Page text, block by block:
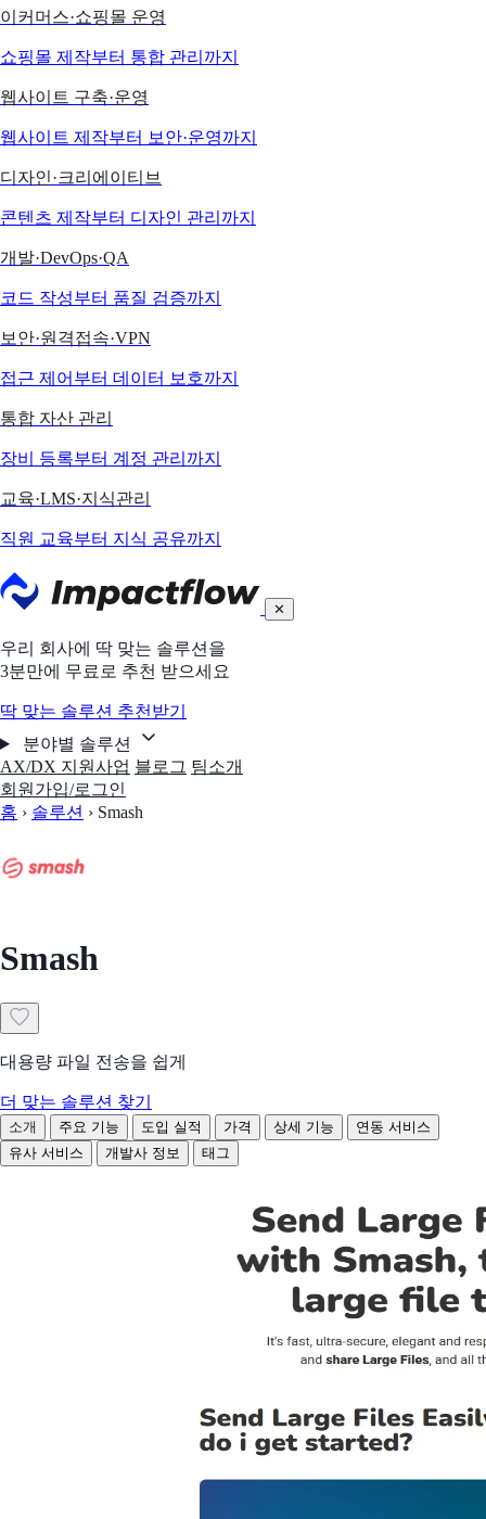
이커머스·쇼핑몰 운영
쇼핑몰 제작부터 통합 관리까지
웹사이트 구축·운영
웹사이트 제작부터 보안·운영까지
디자인·크리에이티브
콘텐츠 제작부터 디자인 관리까지
개발·DevOps·QA
코드 작성부터 품질 검증까지
보안·원격접속·VPN
접근 제어부터 데이터 보호까지
통합 자산 관리
장비 등록부터 계정 관리까지
교육·LMS·지식관리
직원 교육부터 지식 공유까지
✕
우리 회사에 딱 맞는 솔루션을
3분만에 무료로 추천 받으세요
딱 맞는 솔루션 추천받기
분야별 솔루션
AX/DX 지원사업 블로그 팀소개
회원가입/로그인
홈 › 솔루션 › Smash
Smash
대용량 파일 전송을 쉽게
더 맞는 솔루션 찾기
소개 주요 기능 도입 실적 가격 상세 기능
연동 서비스
유사 서비스
개발사 정보 태그